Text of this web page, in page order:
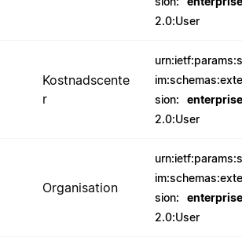
2.0:User
Kostnadscente
r
sion:
enterprise
2.0:User
Organisation
sion:
enterprise
2.0:User